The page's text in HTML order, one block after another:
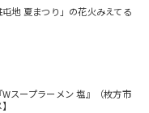
地 夏まつり」の花火みえてる
Wスープラーメン 塩』（枚方市